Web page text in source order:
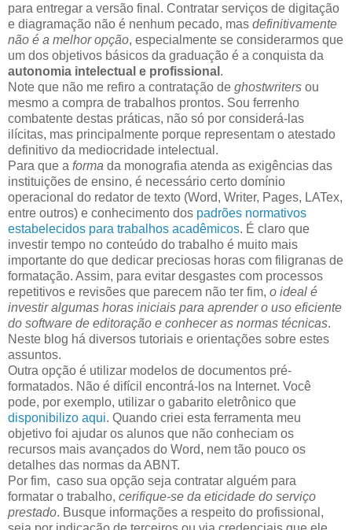
para entregar a versão final. Contratar serviços de digitação
e diagramação não é nenhum pecado, mas definitivamente
não é a melhor opção, especialmente se considerarmos que
um dos objetivos básicos da graduação é a conquista da
autonomia intelectual e profissional .
Note que não me refiro a contratação de ghostwriters ou
mesmo a compra de trabalhos prontos. Sou ferrenho
combatente destas práticas, não só por considerá-las
ilícitas, mas principalmente porque representam o atestado
definitivo da mediocridade intelectual.
Para que a forma da monografia atenda as exigências das
instituições de ensino, é necessário certo domínio
operacional do redator de texto (Word, Writer, Pages, LATex,
entre outros) e conhecimento dos padrões normativos
estabelecidos para trabalhos acadêmicos. É claro que
investir tempo no conteúdo do trabalho é muito mais
importante do que dedicar preciosas horas com filigranas de
formatação. Assim, para evitar desgastes com processos
repetitivos e revisões que parecem não ter fim, o ideal é
investir algumas horas iniciais para aprender o uso eficiente
do software de editoração e conhecer as normas técnicas.
Neste blog há diversos tutoriais e orientações sobre estes
assuntos.
Outra opção é utilizar modelos de documentos pré-
formatados. Não é difícil encontrá-los na Internet. Você
pode, por exemplo, utilizar o gabarito eletrônico que
disponibilizo aqui. Quando criei esta ferramenta meu
objetivo foi ajudar os alunos que não conheciam os
recursos mais avançados do Word, nem tão pouco os
detalhes das normas da ABNT.
Por fim, caso sua opção seja contratar alguém para
formatar o trabalho, cerifique-se da eticidade do serviço
prestado. Busque informações a respeito do profissional,